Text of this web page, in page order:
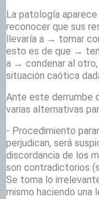
La patología
reconocer que sus
llevaría a → tomar
esto es de que →
a → condenar al
situación caótica
Ante este derrumbe
varias alternativas
- Procedimiento
perjudican, será
discordancia de los
son contradictorios
Se toma lo
mismo haciendo una